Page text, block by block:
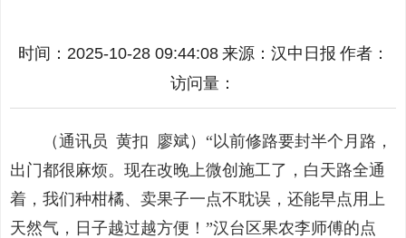
时间：2025-10-28 09:44:08 来源： 汉中日报 作者：
访问量：
（通讯员 黄扣 廖斌）“以前修路要封半个月路，
出门都很麻烦。现在改晚上微创施工了，白天路全通
着，我们种柑橘、卖果子一点不耽误，还能早点用上
天然气，日子越过越方便！”汉台区果农李师傅的点